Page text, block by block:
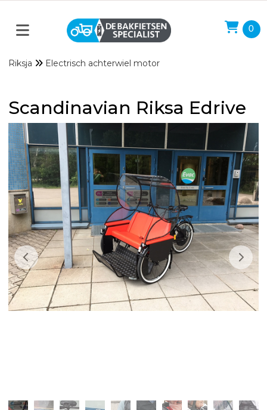
0
Riksja Electrisch achterwiel motor
Scandinavian Riksa Edrive